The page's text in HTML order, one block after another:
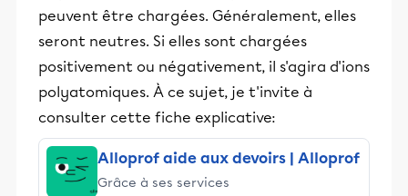
peuvent être chargées. Généralement, elles
seront neutres. Si elles sont chargées
positivement ou négativement, il s'agira d'ions
polyatomiques. À ce sujet, je t'invite à
consulter cette fiche explicative:
Alloprof aide aux devoirs | Alloprof
Grâce à ses services